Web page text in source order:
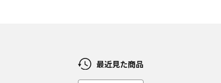
最近見た商品